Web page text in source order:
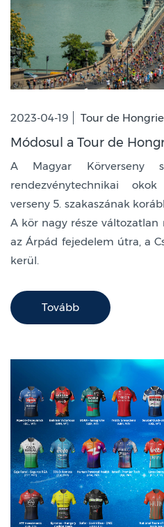
2023-04-19 Tour de Hongrie
Módosul a Tour de
A Magyar Körverseny
rendezvénytechnikai
verseny 5. szakaszának
A kör nagy része
az Árpád fejedelem útra, a
kerül.
Tovább